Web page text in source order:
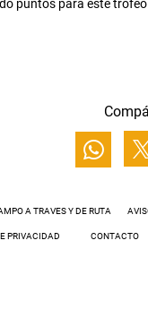
puntos para este
A TRAVES Y DE RUTA
PRIVACIDAD CONTACTO